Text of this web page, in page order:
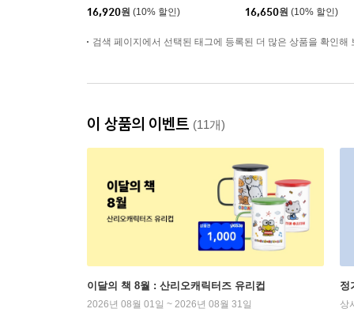
16,920원 (10% 할인)
16,650원 (10% 할인)
검색 페이지에서 선택된 태그에 등록된 더 많은 상품을 확인해
이 상품의 이벤트 (11개)
이달의 책 8월 : 산리오캐릭터즈 유리컵
2026년 08월 01일 ~ 2026년 08월 31일
정
상